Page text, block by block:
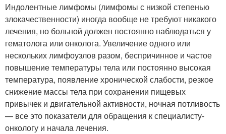
Индолентные лимфомы (лимфомы с низкой степенью
злокачественности) иногда вообще не требуют никакого
лечения, но больной должен постоянно наблюдаться у
гематолога или онколога. Увеличение одного или
нескольких лимфоузлов разом, беспричинное и частое
повышение температуры тела или постоянно высокая
температура, появление хронической слабости, резкое
снижение массы тела при сохранении пищевых
привычек и двигательной активности, ночная потливость
— все это показатели для обращения к специалисту-
онкологу и начала лечения.